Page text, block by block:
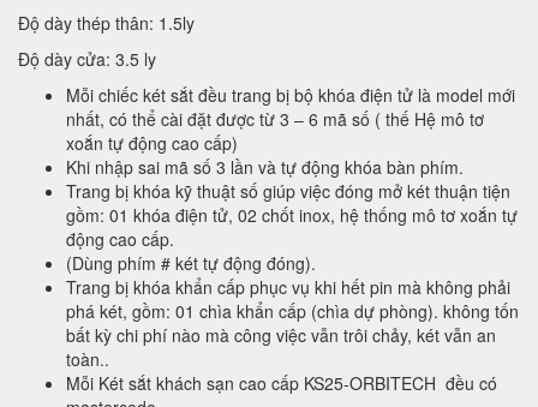
Độ dày thép thân: 1.5ly
Độ dày cửa: 3.5 ly
Mỗi chiếc két sắt đều trang bị bộ khóa điện tử là model mới
nhất, có thể cài đặt được từ 3 – 6 mã số ( thế Hệ mô tơ
xoắn tự động cao cấp)
Khi nhập sai mã số 3 lần và tự động khóa bàn phím.
Trang bị khóa kỹ thuật số giúp việc đóng mở két thuận tiện
gồm: 01 khóa điện tử, 02 chốt inox, hệ thống mô tơ xoắn tự
động cao cấp.
(Dùng phím # két tự động đóng).
Trang bị khóa khẩn cấp phục vụ khi hết pin mà không phải
phá két, gồm: 01 chìa khẩn cấp (chìa dự phòng). không tốn
bất kỳ chi phí nào mà công việc vẫn trôi chảy, két vẫn an
toàn..
Mỗi Két sắt khách sạn cao cấp KS25-ORBITECH đều có